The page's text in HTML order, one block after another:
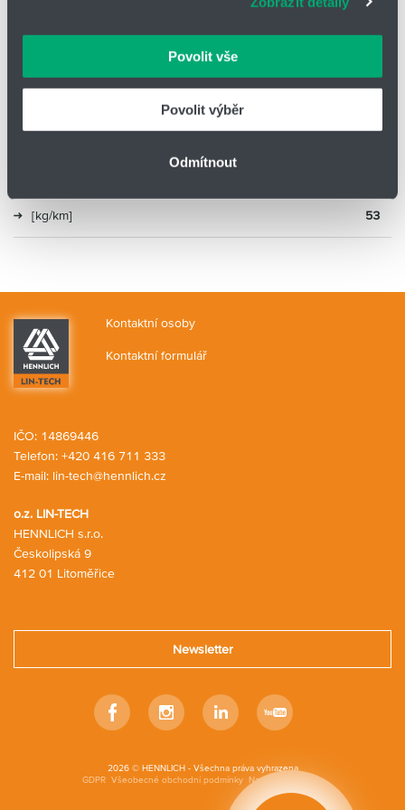
Povolit vše
Povolit výběr
Odmítnout
Typ CFROBOT5
Skupina Kabely pro roboty
[kg/km] 53
Kontaktní osoby
Kontaktní formulář
o.z. LIN-TECH
HENNLICH s.r.o.
Českolipská 9
412 01 Litoměřice
IČO: 14869446
Telefon: +420 416 711 333
E-mail: lin-tech@hennlich.cz
2026 © HENNLICH - Všechna práva vyhrazena
GDPR Všeobecné obchodní podmínky Nastavení cookies
FacebookInstagramLinkedin Youtube
Newsletter